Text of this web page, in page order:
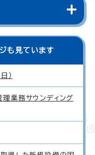
も見ています
）
業務サウンディング